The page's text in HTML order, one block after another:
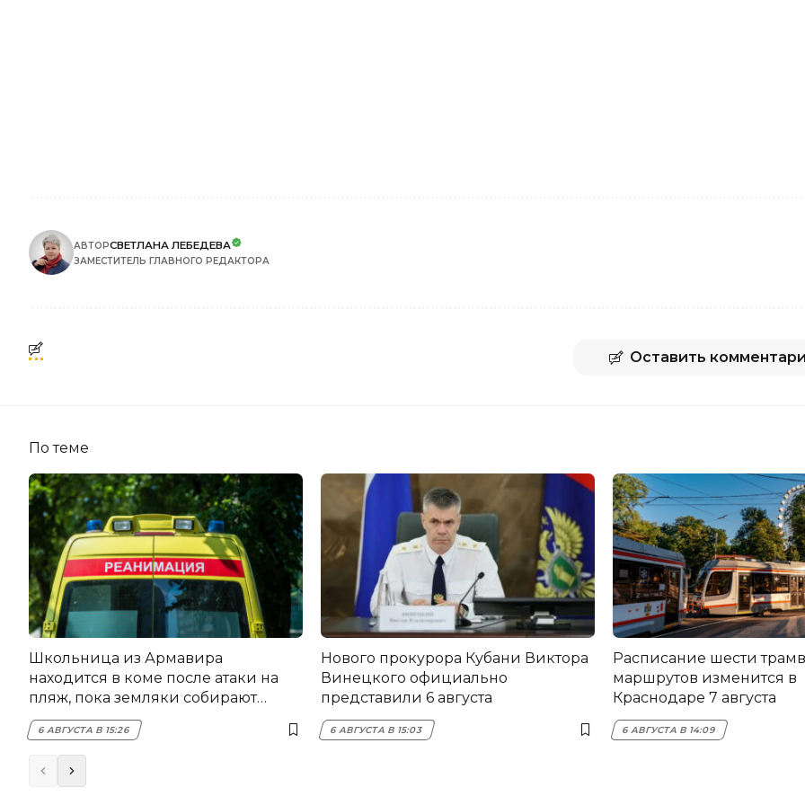
АВТОРСВЕТЛАНА ЛЕБЕДЕВА
ЗАМЕСТИТЕЛЬ ГЛАВНОГО РЕДАКТОРА
Оставить
По теме
Школьница из Армавира
находится в коме после атаки на
пляж, пока земляки собирают
помощь
6 АВГУСТА В 15:26
Нового прокурора Кубани Виктора
Винецкого официально
представили 6 августа
6 АВГУСТА В 15:03
Расписание шести
маршрутов изменится в
Краснодаре 7 августа
6 АВГУСТА В 14:09